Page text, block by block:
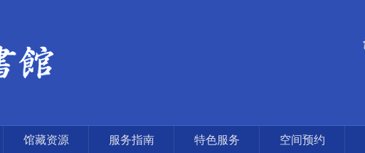
馆藏资源 服务指南 特色服务 空间预约